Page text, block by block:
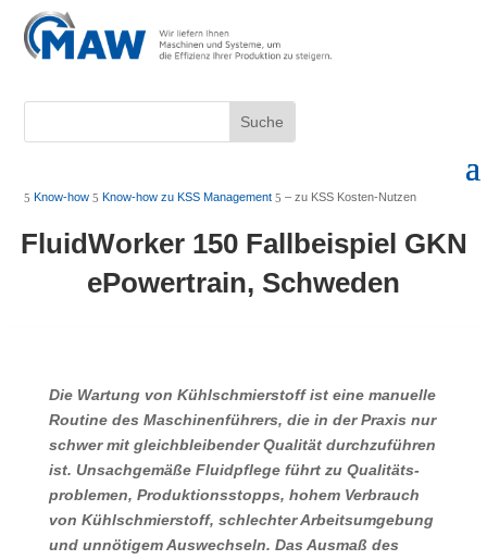
5 Know-how 5 Know-how zu KSS Management 5 – zu KSS Kosten-Nutzen
FluidWorker 150 Fallbeispiel GKN
ePowertrain, Schweden
Die Wartung von Kühlschmierstoff ist eine manuelle
Routine des Ma­schinen­führers, die in der Praxis nur
schwer mit gleichbleibender Qualität durchzuführen
ist. Unsachgemäße Fluidpflege führt zu Qualitäts­
problemen, Produktions­stopps, hohem Verbrauch
von Kühl­schmierstoff, schlechter Arbeits­umgebung
und unnötigem Aus­wechseln. Das Ausmaß des